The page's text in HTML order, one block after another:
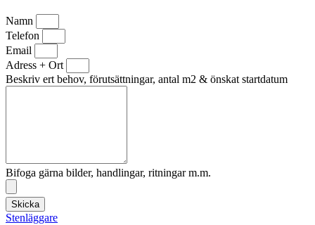
Namn
Telefon
Email
Adress + Ort
Beskriv ert behov, förutsättningar, antal m2 & önskat startdatum
Bifoga gärna bilder, handlingar, ritningar m.m.
Skicka
Stenläggare